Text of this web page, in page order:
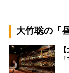
大竹聡の「